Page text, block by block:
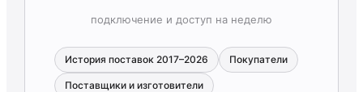
подключение и доступ на неделю
История поставок 2017–2026 Покупатели
Поставщики и изготовители